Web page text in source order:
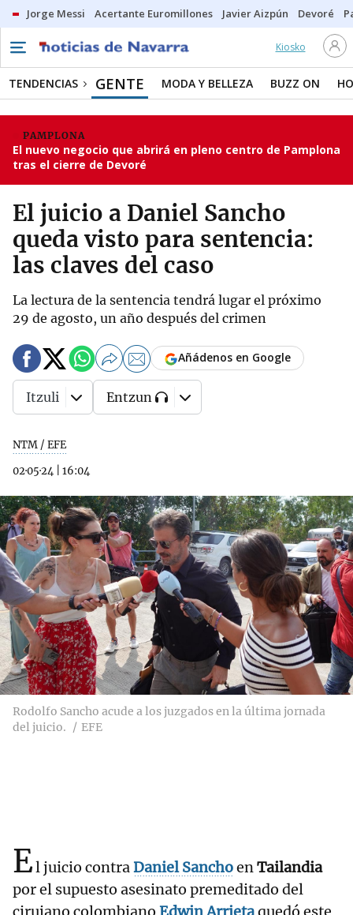
Jorge Messi Acertante Euromillones Javier Aizpún Devoré
Kiosko
TENDENCIAS GENTE MODA Y BELLEZA BUZZ ON
PAMPLONA
El nuevo negocio que abrirá en pleno centro de Pamplona
tras el cierre de Devoré
El juicio a Daniel Sancho
queda visto para sentencia:
las claves del caso
La lectura de la sentencia tendrá lugar el próximo
29 de agosto, un año después del crimen
NTM / EFE
02·05·24
16:04
Añádenos en Google
Itzuli Entzun
Rodolfo Sancho acude a los juzgados en la última jornada
del juicio.
EFE
El juicio contraDaniel SanchoenTailandia
por el supuesto asesinato premeditado del